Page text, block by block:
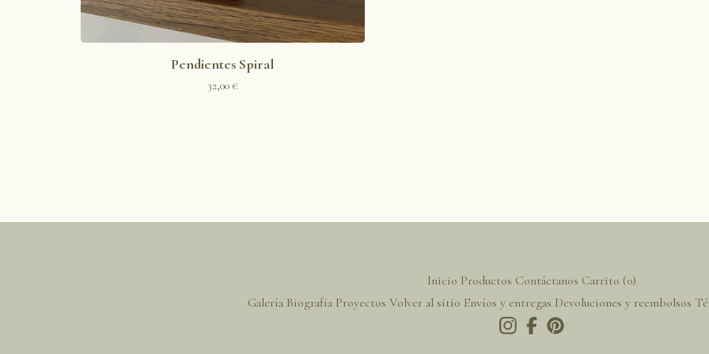
Pendientes Spiral
32,00€
Inicio Productos Contáctanos Carrito (0)
Galería Biografía Proyectos Volver al sitio Envíos y entregas Devoluciones y reembolsos